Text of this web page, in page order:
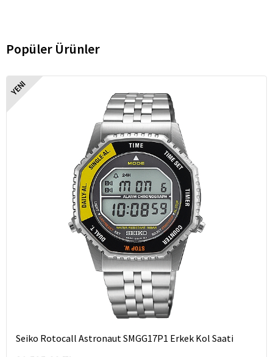
Popüler Ürünler
YENI
Seiko Rotocall Astronaut SMGG17P1 Erkek Kol Saati